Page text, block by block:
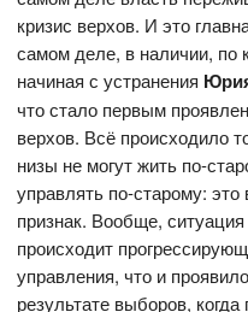
кризис верхов. И это
самом деле, в наличии, по
начиная с устранения
что стало первым
верхов. Всё происходило
низы не могут жить по-
управлять по-старому:
признак. Вообще,
происходит
управления, что и
результате выборов,